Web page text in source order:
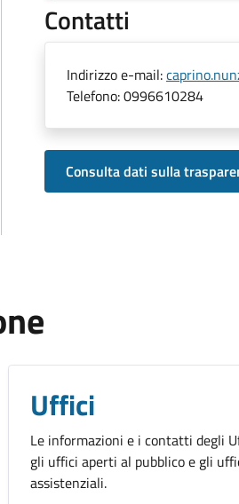
Contatti
Indirizzo e-mail:
Telefono:0996610284
Consulta dati sulla
Uffici
Le informazioni e i contatti degli
gli uffici aperti al pubblico e gli
assistenziali.